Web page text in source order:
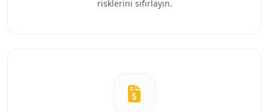
risklerini sıfırlayın.